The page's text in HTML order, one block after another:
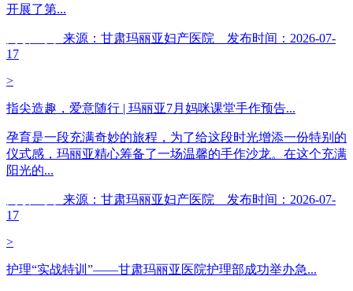
开展了第...
来源：甘肃玛丽亚妇产医院 发布时间：2026-07-
17
>
指尖造趣，爱意随行 | 玛丽亚7月妈咪课堂手作预告...
孕育是一段充满奇妙的旅程，为了给这段时光增添一份特别的
仪式感，玛丽亚精心筹备了一场温馨的手作沙龙。在这个充满
阳光的...
来源：甘肃玛丽亚妇产医院 发布时间：2026-07-
17
>
护理“实战特训”——甘肃玛丽亚医院护理部成功举办急...